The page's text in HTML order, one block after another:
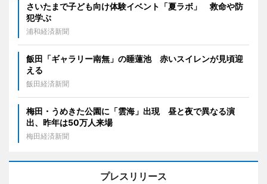
さいたまで子ども向け体験イベント「夏ラボ」 救命や防
犯学ぶ
浦和経済新聞
飯田「ギャラリー南無」の睡蓮池 赤いスイレンが見頃迎
える
飯田経済新聞
梅田・うめきた公園に「雲海」出現 昼と夜で異なる演
出、昨年は50万人来場
梅田経済新聞
プレスリリース